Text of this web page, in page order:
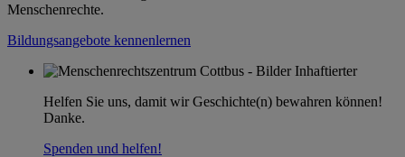
Menschenrechte.
Bildungsangebote kennenlernen
Helfen Sie uns, damit wir Geschichte(n) bewahren können!
Danke.
Spenden und helfen!